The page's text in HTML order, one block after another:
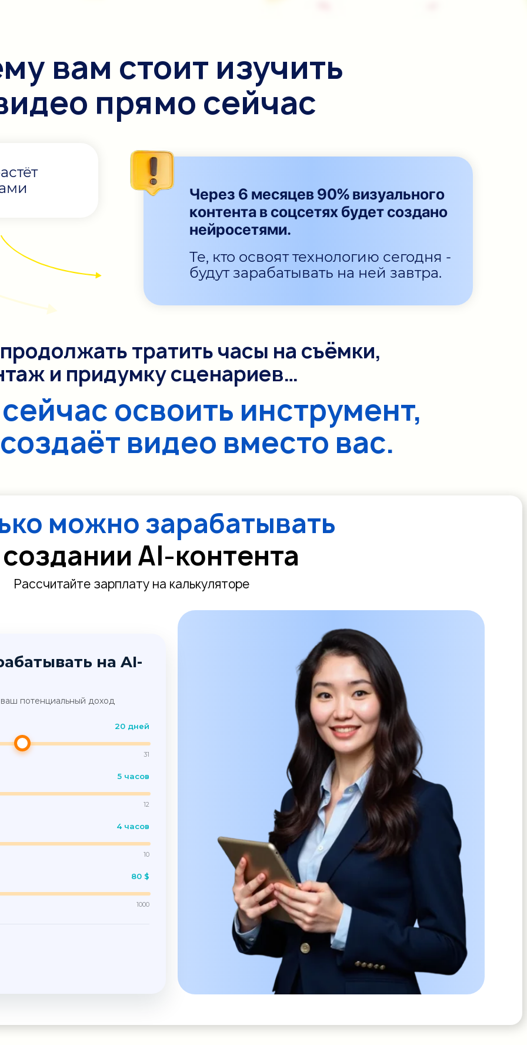
секунд
тратить часы на съёмки,
и придумку сценариев…
освоить инструмент,
видео вместо вас.
вам стоит изучить
прямо сейчас
Через 6 месяцев 90% визуального
контента в соцсетях будет создано
нейросетями.
Те, кто освоят технологию сегодня -
будут зарабатывать на ней завтра.
на AI-
потенциальный доход
20 дней
31
5 часов
12
4 часов
10
80 $
1000
можно зарабатывать
AI-контента
Рассчитайте зарплату на калькуляторе